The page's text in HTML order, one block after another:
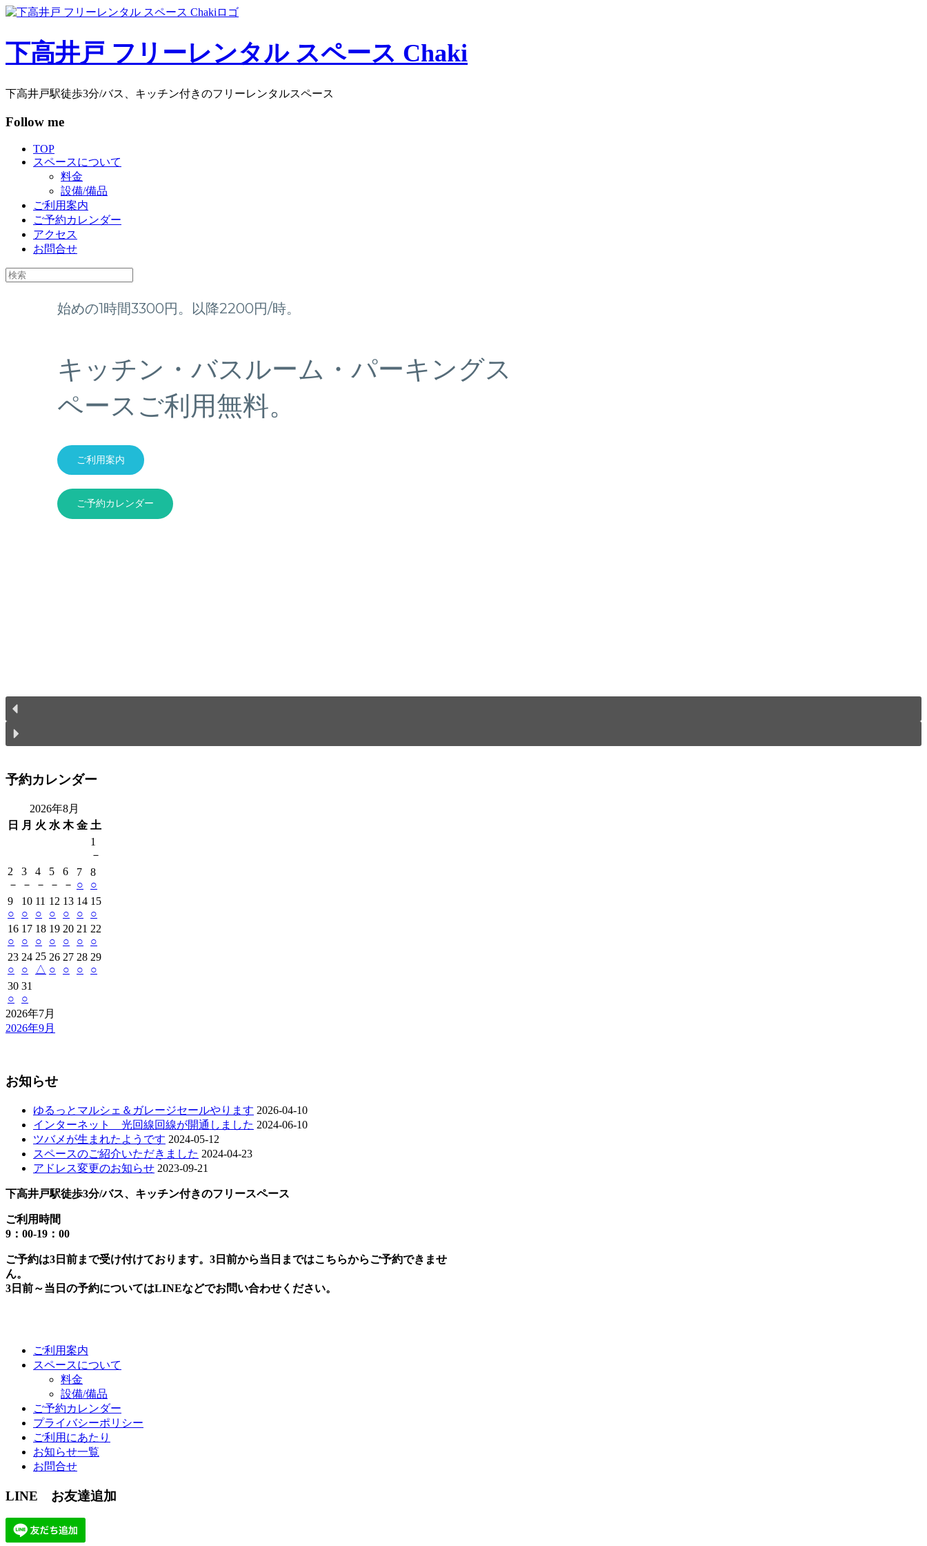
コ
テ
ス
ッ
下高井戸 フリーレンタル スペース Chaki
下高井戸駅徒歩3分/バス、キッチン付きのフリーレンタルスペース
Follow me
TOP
スペースについて
料金
設備/備品
ご利用案内
ご予約カレンダー
アクセス
お問合せ
検
始めの1時間3300円。以降2200円/時。
キッチン・バスルーム・パーキングス
ペースご利用無料。
ご利用案内
ご予約カレンダー
予約カレンダー
2026年8月
日
月 火 水 木 金 土
1
－
2
－
3
－
4
－
5
－
6
－
7
○
8
○
9
○
10
○
11
○
12
○
13
○
14
○
15
○
16
○
17
○
18
○
19
○
20
○
21
○
22
○
23
○
24
○
25
△
26
○
27
○
28
○
29
○
30
○
31
○
2026年7月
2026年9月
お知らせ
ゆるっとマルシェ＆ガレージセールやります 2026-04-10
インターネット 光回線回線が開通しました 2024-06-10
ツバメが生まれたようです 2024-05-12
スペースのご紹介いただきました 2024-04-23
アドレス変更のお知らせ 2023-09-21
下高井戸駅徒歩3分/バス、キッチン付きのフリースペース
ご利用時間
9：00-19：00
ご予約は3日前まで受け付けております。3日前から当日まではこちらからご予約できませ
ん。
3日前～当日の予約についてはLINEなどでお問い合わせください。
ご利用案内
スペースについて
料金
設備/備品
ご予約カレンダー
プライバシーポリシー
ご利用にあたり
お知らせ一覧
お問合せ
LINE お友達追加